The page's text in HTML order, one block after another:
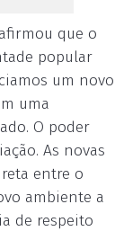
que o
popular
um novo
uma
O poder
As novas
entre o
ambiente a
de respeito